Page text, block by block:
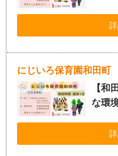
にじいろ保育園和田町
【和
な環